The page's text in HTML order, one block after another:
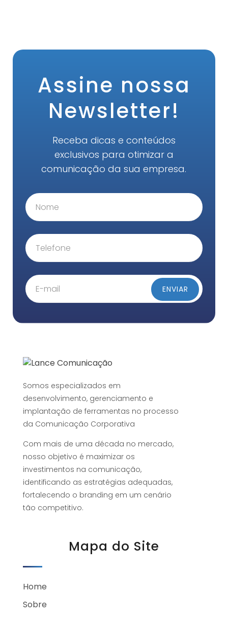
Assine nossa
Newsletter!
Receba dicas e conteúdos
exclusivos para otimizar a
comunicação da sua empresa.
Somos especializados em
desenvolvimento, gerenciamento e
implantação de ferramentas no processo
da Comunicação Corporativa
Com mais de uma década no mercado,
nosso objetivo é maximizar os
investimentos na comunicação,
identificando as estratégias adequadas,
fortalecendo o branding em um cenário
tão competitivo.
Mapa do Site
Home
Sobre